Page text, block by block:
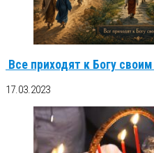
Все приходят к Богу
17.03.2023